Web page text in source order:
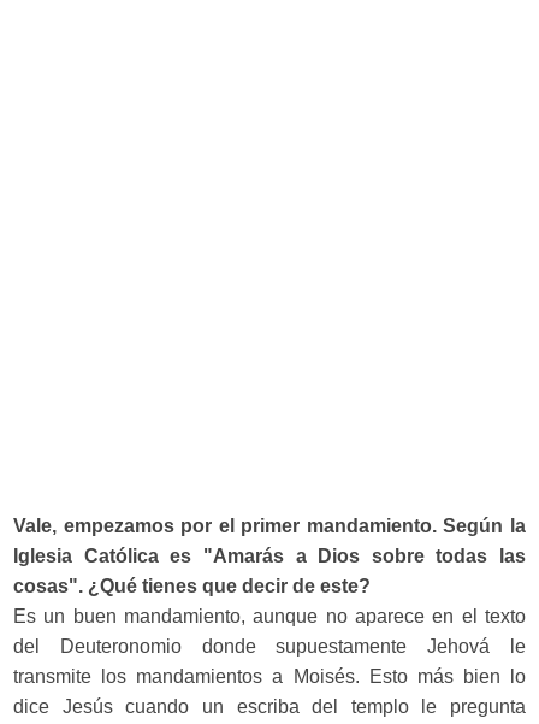
Vale, empezamos por el primer mandamiento. Según la
Iglesia Católica es "Amarás a Dios sobre todas las
cosas". ¿Qué tienes que decir de este?
Es un buen mandamiento, aunque no aparece en el texto
del Deuteronomio donde supuestamente Jehová le
transmite los mandamientos a Moisés. Esto más bien lo
dice Jesús cuando un escriba del templo le pregunta